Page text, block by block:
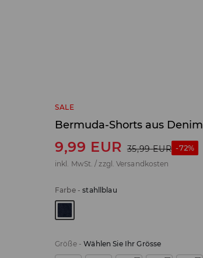
SALE
Bermuda-Shorts aus Denim
9,99 EUR 35,99 EUR -72%
inkl. MwSt. / zzgl. Versandkosten
Farbe-stahllblau
Größe-Wählen Sie Ihr Grösse